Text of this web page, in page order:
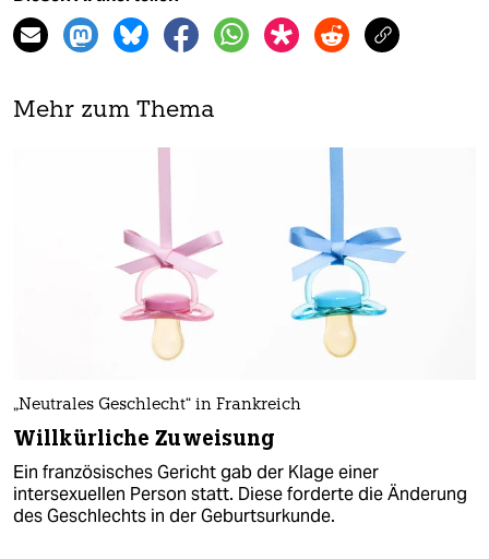
Mehr zum Thema
„Neutrales Geschlecht“ in Frankreich
Willkürliche Zuweisung
Ein französisches Gericht gab der Klage einer
intersexuellen Person statt. Diese forderte die Änderung
des Geschlechts in der Geburtsurkunde.